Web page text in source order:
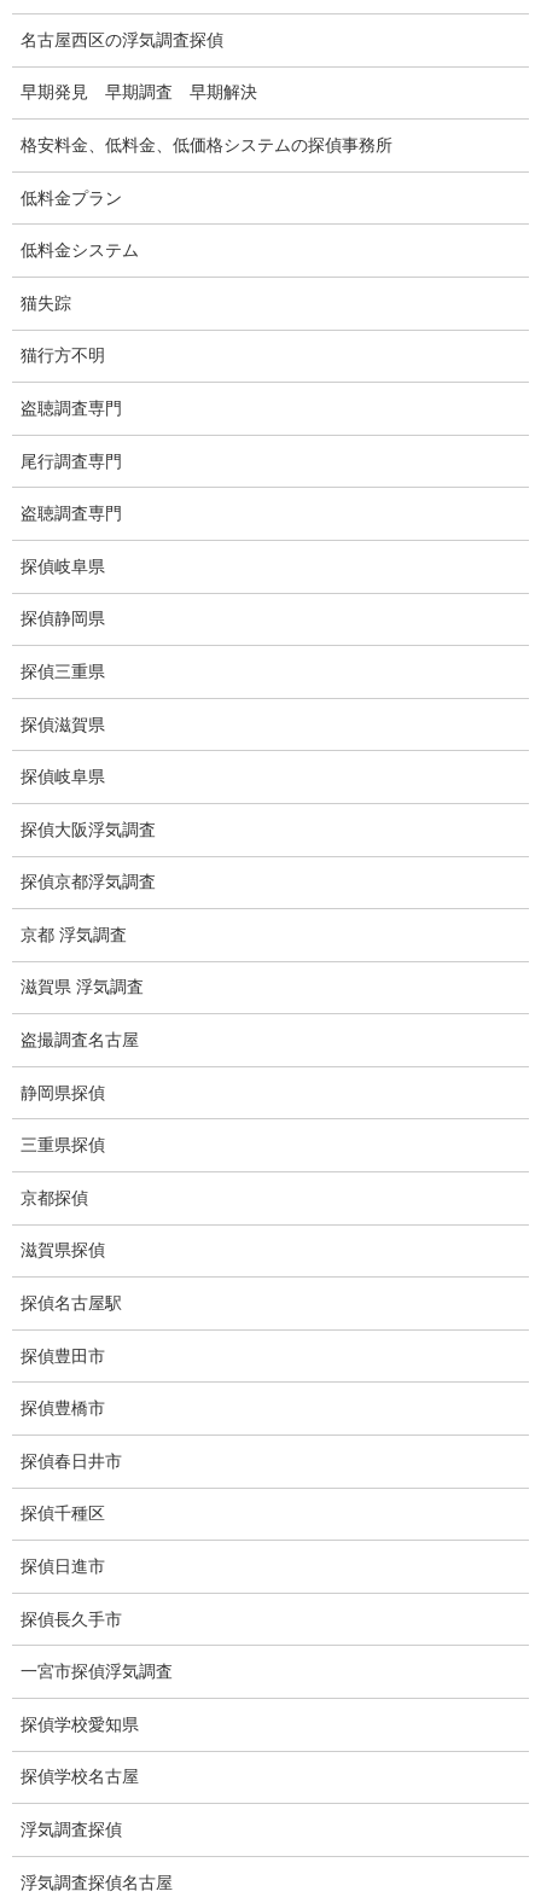
調査費用と調査日数の目安
浮気調査料金の比較例
GPS検索調査
GPS調査
車両調査
浮気調査地域
浮気調査関連調査
盗聴調査
盗聴調査料金
盗聴器の種類
ご依頼の注意点
世界の盗聴事情
弊社が選ばれる理由
ストーカー調査
待ち伏せ
集団ストーカー
GPS発見調査
盗難車両調査
盗撮犯防止対策調査
痴漢防止対策調査
下着窃盗犯防止対策調査
猫犬の捜索
所在調査
身元調査
人探し
失踪・家出調査
所在確認調査
名古屋西区の浮気調査探偵
早期発見 早期調査 早期解決
格安料金、低料金、低価格システムの探偵事務所
低料金プラン
低料金システム
猫失踪
猫行方不明
盗聴調査専門
尾行調査専門
盗聴調査専門
探偵岐阜県
探偵静岡県
探偵三重県
探偵滋賀県
探偵岐阜県
探偵大阪浮気調査
探偵京都浮気調査
京都 浮気調査
滋賀県 浮気調査
盗撮調査名古屋
静岡県探偵
三重県探偵
京都探偵
滋賀県探偵
探偵名古屋駅
探偵豊田市
探偵豊橋市
探偵春日井市
探偵千種区
探偵日進市
探偵長久手市
一宮市探偵浮気調査
探偵学校愛知県
探偵学校名古屋
浮気調査探偵
浮気調査探偵名古屋